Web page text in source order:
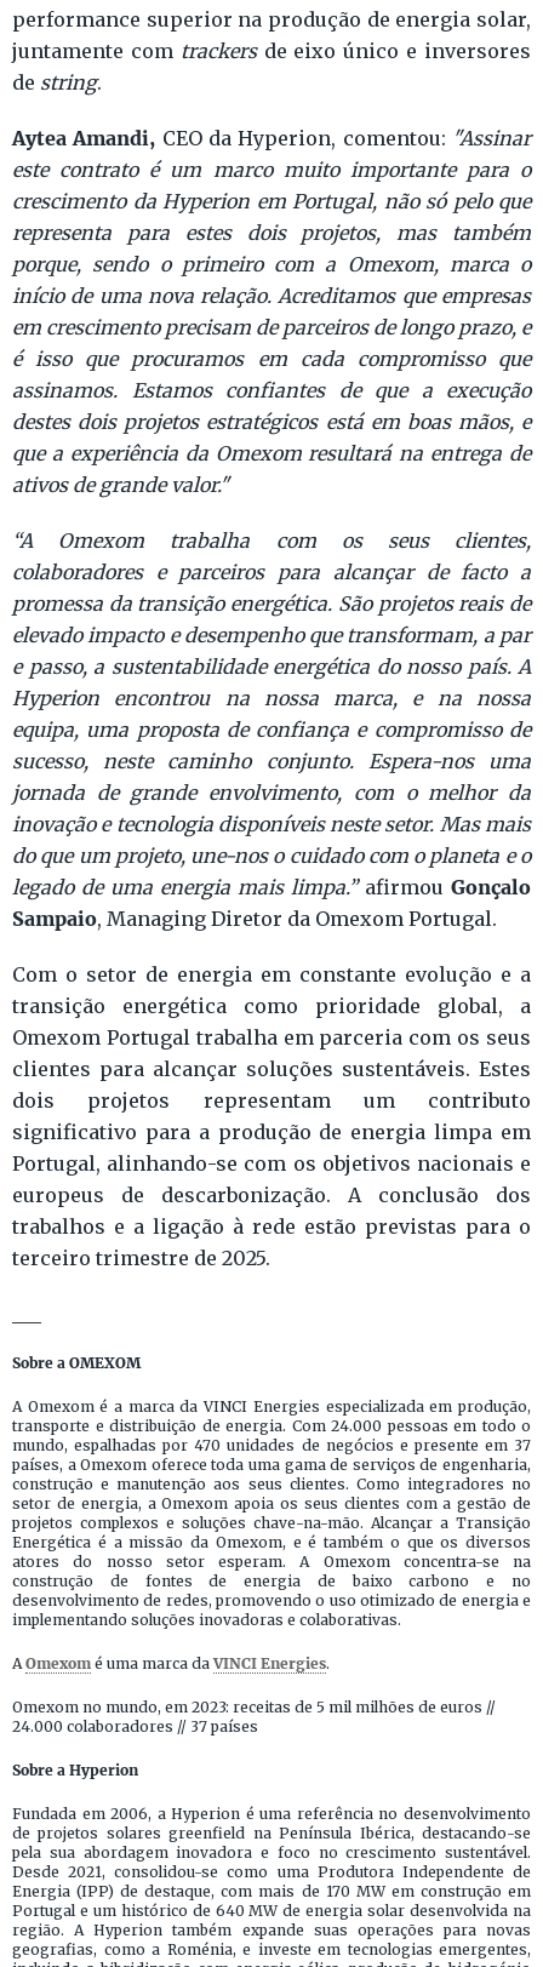
performance superior na produção de energia solar,
juntamente com trackersde eixo único e inversores
de string.
Aytea Amandi, CEO da Hyperion, comentou: "Assinar
este contrato é um marco muito importante para o
crescimento da Hyperion em Portugal, não só pelo que
representa para estes dois projetos, mas também
porque, sendo o primeiro com a Omexom, marca o
início de uma nova relação. Acreditamos que empresas
em crescimento precisam de parceiros de longo prazo, e
é isso que procuramos em cada compromisso que
assinamos. Estamos confiantes de que a execução
destes dois projetos estratégicos está em boas mãos, e
que a experiência da Omexom resultará na entrega de
ativos de grande valor."
“A Omexom trabalha com os seus clientes,
colaboradores e parceiros para alcançar de facto a
promessa da transição energética. São projetos reais de
elevado impacto e desempenho que transformam, a par
e passo, a sustentabilidade energética do nosso país. A
Hyperion encontrou na nossa marca, e na nossa
equipa, uma proposta de confiança e compromisso de
sucesso, neste caminho conjunto. Espera-nos uma
jornada de grande envolvimento, com o melhor da
inovação e tecnologia disponíveis neste setor. Mas mais
do que um projeto, une-nos o cuidado com o planeta e o
legado de uma energia mais limpa.” afirmou Gonçalo
Sampaio, Managing Diretor da Omexom Portugal.
Com o setor de energia em constante evolução e a
transição energética como prioridade global, a
Omexom Portugal trabalha em parceria com os seus
clientes para alcançar soluções sustentáveis. Estes
dois projetos representam um contributo
significativo para a produção de energia limpa em
Portugal, alinhando-se com os objetivos nacionais e
europeus de descarbonização. A conclusão dos
trabalhos e a ligação à rede estão previstas para o
terceiro trimestre de 2025.
Sobre a OMEXOM
A Omexom é a marca da VINCI Energies especializada em produção,
transporte e distribuição de energia. Com 24.000 pessoas em todo o
mundo, espalhadas por 470 unidades de negócios e presente em 37
países, a Omexom oferece toda uma gama de serviços de engenharia,
construção e manutenção aos seus clientes. Como integradores no
setor de energia, a Omexom apoia os seus clientes com a gestão de
projetos complexos e soluções chave-na-mão. Alcançar a Transição
Energética é a missão da Omexom, e é também o que os diversos
atores do nosso setor esperam. A Omexom concentra-se na
construção de fontes de energia de baixo carbono e no
desenvolvimento de redes, promovendo o uso otimizado de energia e
implementando soluções inovadoras e colaborativas.
A Omexom é uma marca daVINCI Energies.
Omexom no mundo, em 2023: receitas de 5 mil milhões de euros //
24.000 colaboradores // 37 países
Sobre a Hyperion
Fundada em 2006, a Hyperion é uma referência no desenvolvimento
de projetos solares greenfield na Península Ibérica, destacando-se
pela sua abordagem inovadora e foco no crescimento sustentável.
Desde 2021, consolidou-se como uma Produtora Independente de
Energia (IPP) de destaque, com mais de 170 MW em construção em
Portugal e um histórico de 640 MW de energia solar desenvolvida na
região. A Hyperion também expande suas operações para novas
geografias, como a Roménia, e investe em tecnologias emergentes,